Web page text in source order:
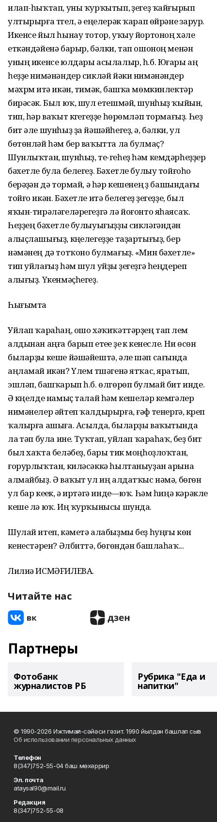
илап-һыҡтап, уны ҡурҡытып, үҙегеҙ ҡайғырып
ултырырға түгел, ә еңелерәк ҡарап өйрәнеү зарур.
Икенсе йыл һынау тотор, уҡыу йортоноң хәле
еткәндәйенә барыр, бәлки, тап ошоноң менән
уның икенсе юлдары асылалыр, һ.б. Юғары аң
һеҙҙе нимәнәндер сикләй йәки нимәнәндер
мәхрүм итә икән, тимәк, башҡа мөмкинлектәр
бирәсәк. Был юҡ, шул етешмәй, шунһыҙ ҡыйын,
тип, һәр ваҡыт күгегеҙҙе һөрөмләп тормағыҙ. Һеҙ
бит әле шунһыҙ ҙа йәшәйһегеҙ, ә, бәлки, ул
бөтөнләй һәм бер ваҡытта ла булмаҫ?
Шунлыҡтан, шунһыҙ, те-геһеҙ һәм кемдәрһеҙҙер
бәхетле була белегеҙ. Бәхетле булыу тойғоһо
берәүҙән дә тормай, ә һәр кешенең үҙ башындағы
тойғо икән. Бәхетле итә белегеҙ үҙегеҙҙе, был
яҡын-тирәләгеләрегеҙгә лә йоғонто яһаясаҡ.
Һеҙҙең бәхетле булыуығыҙҙы сикләгәндән
алыҫлашығыҙ, күңелегеҙҙе таҙартығыҙ, бер
нәмәнең дә тотҡоно булмағыҙ. «Мин бәхетле»
тип уйлағыҙ һәм шул уйҙы үҙегеҙгә һеңдереп
алығыҙ. Үкенмәҫһегеҙ.
Һығымта
Уйлап ҡараһаң, ошо хәҡиҡәттәрҙең тап үлем
алдынан аңға барып етеүе үҙе үк үкенесле. Ни өсөн
быларҙы кеше йәшәйештә, әле шәп сағында
аңламай икән? Үлем түшәгенә ятҡас, яратып,
эшләп, башҡарып һ.б. өлгөрөп булмай бит инде.
Ә күңелде намыҫ талай һәм кешеләр кемгәлер
нимәнелер әйтеп ҡалдырырға, ғәфү үтенергә, күреп
ҡалырға ашыға. Асылда, быларҙы ваҡытында
ла үтәп була ине. Туҡтап, уйлап ҡараһаҡ, беҙ бит
был хаҡта беләбеҙ, бары тик моңһоҙлоҡтан,
ғорурлыҡтан, киләсәккә һылтаныуҙан арына
алмайбыҙ. Ә ваҡыт ул иң алдатҡыс нәмә, бөгөн
ул бар кеүек, ә иртәгә инде—юҡ. Һәм һиңә кәрәкле
кеше лә юҡ. Иң ҡурҡынысы шунда.
Шулай итеп, кәметә алабыҙмы беҙ һуңғы көн
үкенестәрен? Әлбиттә, бөгөндән башлаһаҡ...
Лилиә ИСМӘFИЛЕВА.
Читайте нас
Партнеры
Фотобанк
журналистов РБ
Рубрика "Еда и
напитки"
© 1990-2026 Ижтимағи-сәйәси гәзит. 1990 йылдан башлап сыға
Об использовании персональных данных
Телефон
8(347)752-55-04 баш мөхәррир
Эл. почта
ataysal90@mail.ru
Редакция
8(347)752-55-08